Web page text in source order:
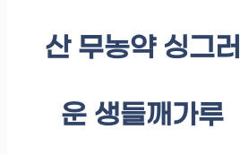
산 무농약 싱그러
운 생들깨가루